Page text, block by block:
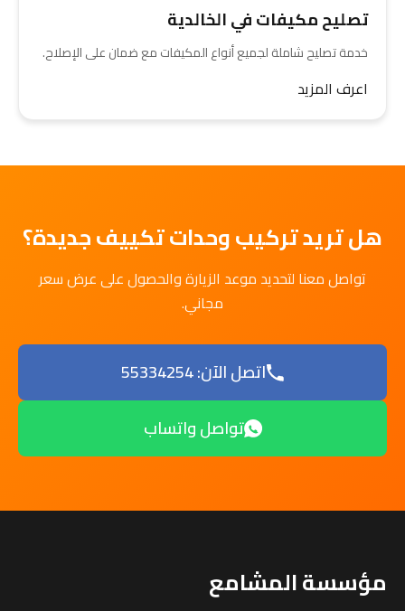
تصليح مكيفات في الخالدية
خدمة تصليح شاملة لجميع أنواع المكيفات مع ضمان على الإصلاح.
اعرف المزيد
هل تريد تركيب وحدات تكييف جديدة؟
تواصل معنا لتحديد موعد الزيارة والحصول على عرض سعر
مجاني.
اتصل الآن: 55334254
تواصل واتساب
مؤسسة المشامع